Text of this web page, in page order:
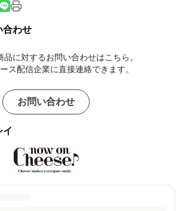
合わせ
品に対するお問い合わせはこちら。
ス配信企業に直接連絡できます。
お問い合わせ
イ